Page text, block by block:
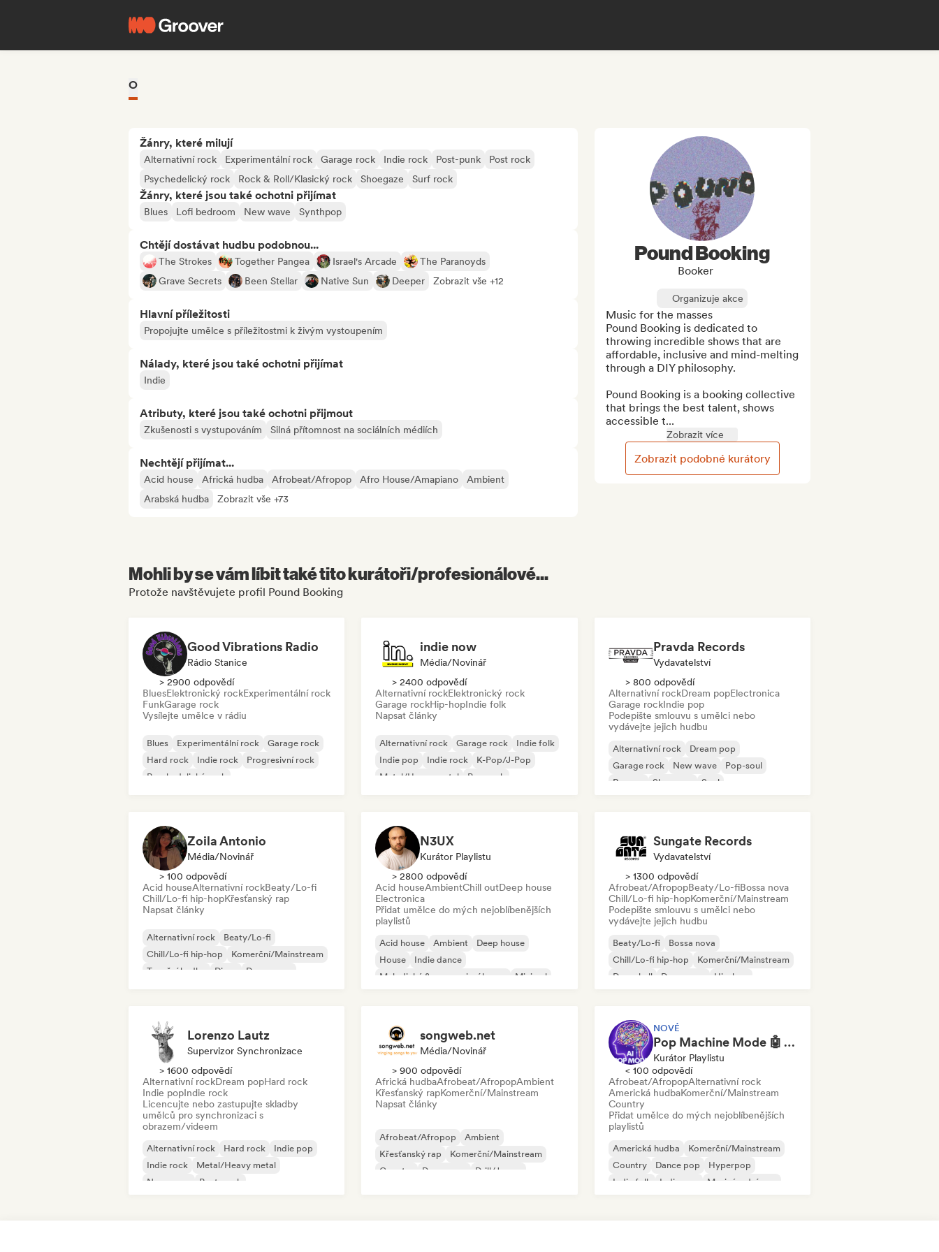
O
Žánry, které milují
Alternativní rock Experimentální rock Garage rock Indie rock Post-punk
Post rock
Psychedelický rock
Rock & Roll/Klasický rock Shoegaze Surf rock
Žánry, které jsou také ochotni přijímat
Blues Lofi bedroom New wave Synthpop
Chtějí dostávat hudbu podobnou...
The Strokes Together Pangea Israel's Arcade
The Paranoyds
Grave Secrets
Been Stellar Native Sun Deeper Zobrazit vše +12
Hlavní příležitosti
Propojujte umělce s příležitostmi k živým vystoupením
Nálady, které jsou také ochotni přijímat
Indie
Atributy, které jsou také ochotni přijmout
Zkušenosti s vystupováním Silná přítomnost na sociálních médiích
Nechtějí přijímat...
Acid house Africká hudba Afrobeat/Afropop Afro House/Amapiano
Ambient
Arabská hudba
Zobrazit vše +73
Pound Booking
Booker
Organizuje akce
Music for the masses
Pound Booking is dedicated to
throwing incredible shows that are
affordable, inclusive and mind-melting
through a DIY philosophy.
Pound Booking is a booking collective
that brings the best talent, shows
accessible t...
Zobrazit více
Zobrazit podobné kurátory
Mohli by se vám líbit také tito kurátoři/profesionálové...
Protože navštěvujete profil Pound Booking
Good Vibrations Radio
Rádio Stanice
> 2900 odpovědí
BluesElektronický rockExperimentální rock
FunkGarage rock
Vysílejte umělce v rádiu
Blues Experimentální rock
Garage rock
Hard rock
Indie rock
Progresivní rock
Psychedelický rock
indie now
Média/novinář
> 2400 odpovědí
Alternativní rockElektronický rock
Garage rockHip-hopIndie folk
Napsat články
Alternativní rock Garage rock
Indie folk
Indie pop
Indie rock
K-Pop/J-Pop
Metal/Heavy metal
Pop rock
Pravda Records
Vydavatelství
> 800 odpovědí
Alternativní rockDream popElectronica
Garage rockIndie pop
Podepište smlouvu s umělci nebo
vydávejte jejich hudbu
Alternativní rock
Dream pop
Garage rock
New wave
Pop-soul
Reggae
Shoegaze Soul
Zoila Antonio
Média/novinář
> 100 odpovědí
Acid houseAlternativní rockBeaty/Lo-fi
Chill/Lo-fi hip-hopKřesťanský rap
Napsat články
Alternativní rock
Beaty/Lo-fi
Chill/Lo-fi hip-hop
Komerční/Mainstream
Taneční hudba
Disco
Dream pop
N3UX
Kurátor Playlistu
> 2800 odpovědí
Acid houseAmbientChill outDeep house
Electronica
Přidat umělce do mých nejoblíbenějších
playlistů
Acid house Ambient
Deep house
House
Indie dance
Melodický & progresivní house
Minimal
Sungate Records
Vydavatelství
> 1300 odpovědí
Afrobeat/AfropopBeaty/Lo-fiBossa nova
Chill/Lo-fi hip-hopKomerční/Mainstream
Podepište smlouvu s umělci nebo
vydávejte jejich hudbu
Beaty/Lo-fi
Bossa nova
Chill/Lo-fi hip-hop
Komerční/Mainstream
Dancehall
Dance pop
Hip-hop
Lorenzo Lautz
Supervizor Synchronizace
> 1600 odpovědí
Alternativní rockDream popHard rock
Indie popIndie rock
Licencujte nebo zastupujte skladby
umělců pro synchronizaci s
obrazem/videem
Alternativní rock Hard rock
Indie pop
Indie rock
Metal/Heavy metal
New wave
Post-punk
songweb.net
Média/novinář
> 900 odpovědí
Africká hudbaAfrobeat/AfropopAmbient
Křesťanský rapKomerční/Mainstream
Napsat články
Afrobeat/Afropop
Ambient
Křesťanský rap
Komerční/Mainstream
Country
Dance pop
Drill/Jersey
NOVÉ
Pop Machine Mode 🤖 AI Music, Indie Pop & Dream Pop
Kurátor Playlistu
< 100 odpovědí
Afrobeat/AfropopAlternativní rock
Americká hudbaKomerční/Mainstream
Country
Přidat umělce do mých nejoblíbenějších
playlistů
Americká hudba
Komerční/Mainstream
Country
Dance pop
Hyperpop
Indie folk
Indie pop Mezinárodní pop